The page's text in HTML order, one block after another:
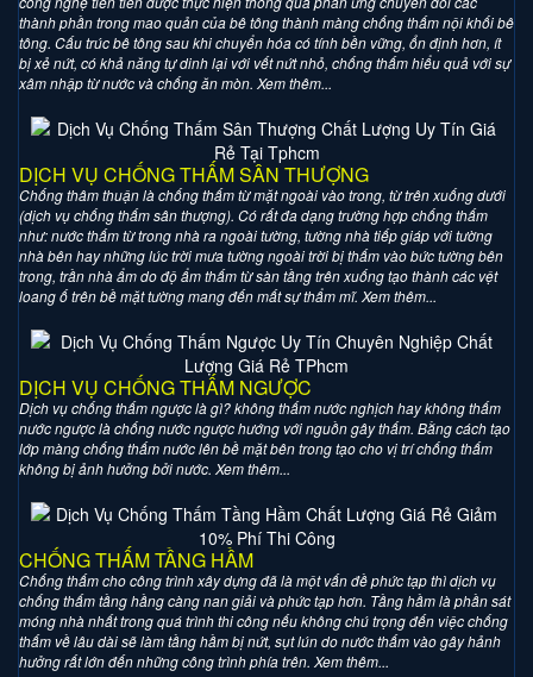
thành phần trong mao quản của bê tông thành màng chống thấm nội khối bê
tông. Cấu trúc bê tông sau khi chuyển hóa có tính bền vững, ổn định hơn, ít
bị xẻ nứt, có khả năng tự dinh lại với vết nứt nhỏ, chống thấm hiểu quả với sự
xâm nhập từ nước và chống ăn mòn. Xem thêm...
DỊCH VỤ CHỐNG THẤM SÂN THƯỢNG
Chống thâm thuận là chống thấm từ mặt ngoài vào trong, từ trên xuống dưới
(dịch vụ chống thấm sân thượng). Có rất đa dạng trường hợp chống thấm
như: nước thấm từ trong nhà ra ngoài tường, tường nhà tiếp giáp với tường
nhà bên hay những lúc trời mưa tường ngoài trời bị thấm vào bức tường bên
trong, trần nhà ẩm do độ ẩm thấm từ sàn tầng trên xuống tạo thành các vệt
loang ố trên bề mặt tường mang đến mất sự thẩm mĩ. Xem thêm...
DỊCH VỤ CHỐNG THẤM NGƯỢC
Dịch vụ chống thấm ngược là gì? không thấm nước nghịch hay không thấm
nước ngược là chống nước ngược hướng với nguồn gây thấm. Bằng cách tạo
lớp màng chống thấm nước lên bề mặt bên trong tạo cho vị trí chống thấm
không bị ảnh hưởng bởi nước. Xem thêm...
CHỐNG THẤM TẦNG HẦM
Chống thấm cho công trình xây dựng đã là một vấn đề phức tạp thì dịch vụ
chống thấm tầng hầng càng nan giải và phức tạp hơn. Tầng hầm là phần sát
móng nhà nhất trong quá trình thi công nếu không chú trọng đến việc chống
thấm về lâu dài sẽ làm tầng hầm bị nứt, sụt lún do nước thấm vào gây hảnh
hưởng rất lớn đến những công trình phía trên. Xem thêm...